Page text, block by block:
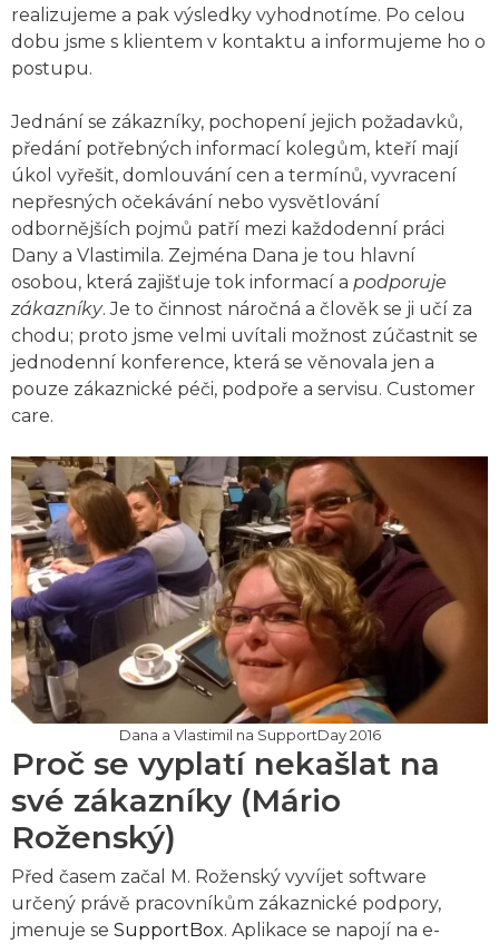
realizujeme a pak výsledky vyhodnotíme. Po celou
dobu jsme s klientem v kontaktu a informujeme ho o
postupu.
Jednání se zákazníky, pochopení jejich požadavků,
předání potřebných informací kolegům, kteří mají
úkol vyřešit, domlouvání cen a termínů, vyvracení
nepřesných očekávání nebo vysvětlování
odbornějších pojmů patří mezi každodenní práci
Dany a Vlastimila. Zejména Dana je tou hlavní
osobou, která zajišťuje tok informací a podporuje
zákazníky. Je to činnost náročná a člověk se ji učí za
chodu; proto jsme velmi uvítali možnost zúčastnit se
jednodenní konference, která se věnovala jen a
pouze zákaznické péči, podpoře a servisu. Customer
care.
Dana a Vlastimil na SupportDay 2016
Proč se vyplatí nekašlat na
své zákazníky (Mário
Roženský)
Před časem začal M. Roženský vyvíjet software
určený právě pracovníkům zákaznické podpory,
jmenuje se SupportBox. Aplikace se napojí na e-